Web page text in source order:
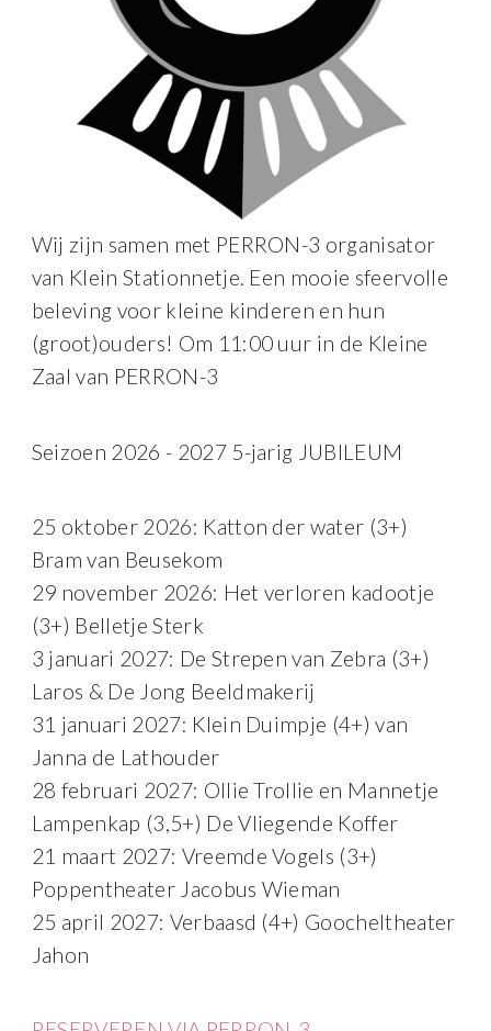
Wij zijn samen met PERRON-3 organisator
van Klein Stationnetje. Een mooie sfeervolle
beleving voor kleine kinderen en hun
(groot)ouders! Om 11:00 uur in de Kleine
Zaal van PERRON-3
Seizoen 2026 - 2027 5-jarig JUBILEUM
25 oktober 2026: Katton der water (3+)
Bram van Beusekom
29 november 2026: Het verloren kadootje
(3+) Belletje Sterk
3 januari 2027: De Strepen van Zebra (3+)
Laros & De Jong Beeldmakerij
31 januari 2027: Klein Duimpje (4+) van
Janna de Lathouder
28 februari 2027: Ollie Trollie en Mannetje
Lampenkap (3,5+) De Vliegende Koffer
21 maart 2027: Vreemde Vogels (3+)
Poppentheater Jacobus Wieman
25 april 2027: Verbaasd (4+) Goocheltheater
Jahon